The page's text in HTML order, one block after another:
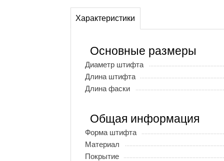
Характеристики
Основные размеры
Диаметр штифта
Длина штифта
Длина фаски
Общая информация
Форма штифта
Материал
Покрытие